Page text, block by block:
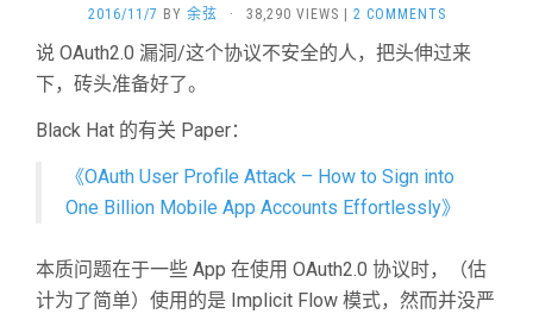
2016/11/7 BY 余弦 · 38,290 VIEWS 2 COMMENTS
说 OAuth2.0 漏洞/这个协议不安全的人，把头伸过来
下，砖头准备好了。
Black Hat 的有关 Paper：
《OAuth User Profile Attack – How to Sign into
One Billion Mobile App Accounts Effortlessly》
本质问题在于一些 App 在使用 OAuth2.0 协议时，（估
计为了简单）使用的是 Implicit Flow 模式，然而并没严